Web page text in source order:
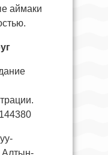
аймаки
Алтын-